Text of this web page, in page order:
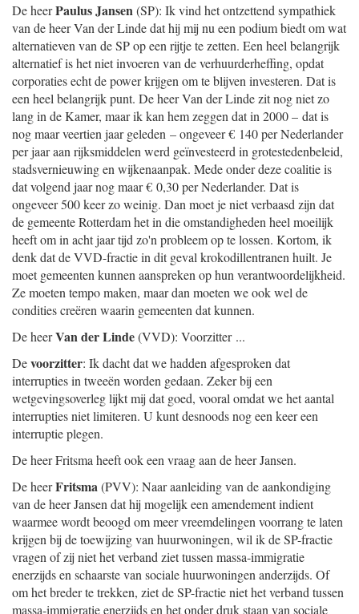
De heerPaulus Jansen(SP): Ik vind het ontzettend sympathiek
van de heer Van der Linde dat hij mij nu een podium biedt om wat
alternatieven van de SP op een rijtje te zetten. Een heel belangrijk
alternatief is het niet invoeren van de verhuurderheffing, opdat
corporaties echt de power krijgen om te blijven investeren. Dat is
een heel belangrijk punt. De heer Van der Linde zit nog niet zo
lang in de Kamer, maar ik kan hem zeggen dat in 2000 – dat is
nog maar veertien jaar geleden – ongeveer € 140 per Nederlander
per jaar aan rijksmiddelen werd geïnvesteerd in grotestedenbeleid,
stadsvernieuwing en wijkenaanpak. Mede onder deze coalitie is
dat volgend jaar nog maar € 0,30 per Nederlander. Dat is
ongeveer 500 keer zo weinig. Dan moet je niet verbaasd zijn dat
de gemeente Rotterdam het in die omstandigheden heel moeilijk
heeft om in acht jaar tijd zo'n probleem op te lossen. Kortom, ik
denk dat de VVD-fractie in dit geval krokodillentranen huilt. Je
moet gemeenten kunnen aanspreken op hun verantwoordelijkheid.
Ze moeten tempo maken, maar dan moeten we ook wel de
condities creëren waarin gemeenten dat kunnen.
De heerVan der Linde(VVD): Voorzitter ...
Devoorzitter: Ik dacht dat we hadden afgesproken dat
interrupties in tweeën worden gedaan. Zeker bij een
wetgevingsoverleg lijkt mij dat goed, vooral omdat we het aantal
interrupties niet limiteren. U kunt desnoods nog een keer een
interruptie plegen.
De heer Fritsma heeft ook een vraag aan de heer Jansen.
De heerFritsma(PVV): Naar aanleiding van de aankondiging
van de heer Jansen dat hij mogelijk een amendement indient
waarmee wordt beoogd om meer vreemdelingen voorrang te laten
krijgen bij de toewijzing van huurwoningen, wil ik de SP-fractie
vragen of zij niet het verband ziet tussen massa-immigratie
enerzijds en schaarste van sociale huurwoningen anderzijds. Of
om het breder te trekken, ziet de SP-fractie niet het verband tussen
massa-immigratie enerzijds en het onder druk staan van sociale